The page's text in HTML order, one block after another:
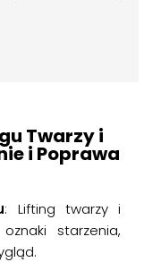
Twarzy i
i Poprawa
: Lifting twarzy i
starzenia,